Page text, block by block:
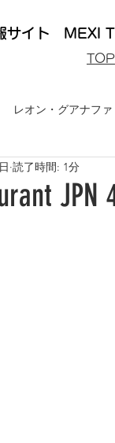
サイト MEXI
​TOP
レオン・グアナファ
ケレタロ州
読了時間: 1分